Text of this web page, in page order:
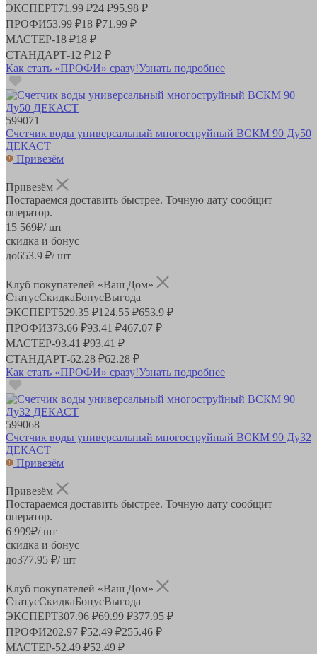
ЭКСПЕРТ71.99 ₽24 ₽95.98 ₽
ПРОФИ53.99 ₽18 ₽71.99 ₽
МАСТЕР-18 ₽18 ₽
СТАНДАРТ-12 ₽12 ₽
Как стать «ПРОФИ» сразу!Узнать подробнее
599071
Счетчик воды универсальный многоструйный ВСКМ 90 Ду50
ДЕКАСТ
Привезём
Привезём
Постараемся доставить быстрее. Точную дату сообщит
оператор.
15 569₽/ шт
скидка и бонус
до653.9 ₽/ шт
Клуб покупателей «Ваш Дом»
СтатусСкидкаБонусВыгода
ЭКСПЕРТ529.35 ₽124.55 ₽653.9 ₽
ПРОФИ373.66 ₽93.41 ₽467.07 ₽
МАСТЕР-93.41 ₽93.41 ₽
СТАНДАРТ-62.28 ₽62.28 ₽
Как стать «ПРОФИ» сразу!Узнать подробнее
599068
Счетчик воды универсальный многоструйный ВСКМ 90 Ду32
ДЕКАСТ
Привезём
Привезём
Постараемся доставить быстрее. Точную дату сообщит
оператор.
6 999₽/ шт
скидка и бонус
до377.95 ₽/ шт
Клуб покупателей «Ваш Дом»
СтатусСкидкаБонусВыгода
ЭКСПЕРТ307.96 ₽69.99 ₽377.95 ₽
ПРОФИ202.97 ₽52.49 ₽255.46 ₽
МАСТЕР-52.49 ₽52.49 ₽